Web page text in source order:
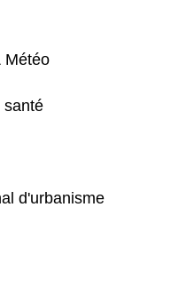
Météo
santé
d'urbanisme